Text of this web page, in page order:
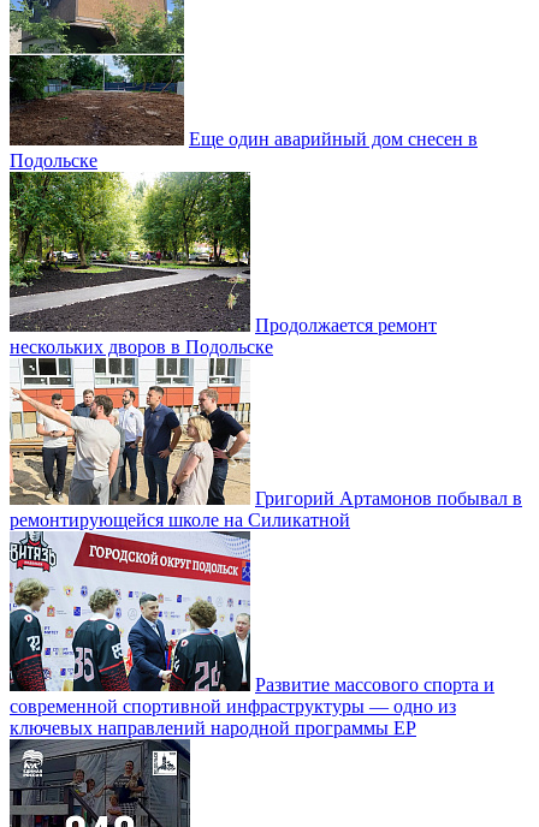
Еще один аварийный дом снесен в
Подольске
Продолжается ремонт
нескольких дворов в Подольске
Григорий Артамонов побывал в
ремонтирующейся школе на Силикатной
Развитие массового спорта и
современной спортивной инфраструктуры — одно из
ключевых направлений народной программы ЕР